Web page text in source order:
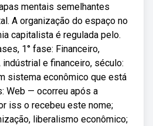
mentais semelhantes
A organização do espaço no
capitalista é regulada pelo.
1° fase: Financeiro,
e financeiro, século:
sistema econômico que está
Web — ocorreu após a
iss o recebeu este nome;
liberalismo econômico;